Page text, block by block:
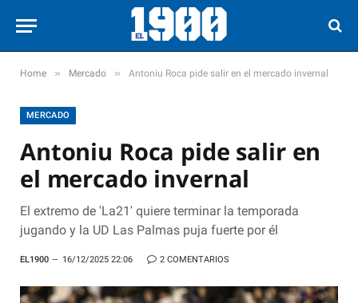
Home » Mercado » Antoniu Roca pide salir en el mercado invernal
MERCADO
Antoniu Roca pide salir en
el mercado invernal
El extremo de 'La21' quiere terminar la temporada
jugando y la UD Las Palmas puja fuerte por él
EL1900 16/12/2025 22:06 2 COMENTARIOS